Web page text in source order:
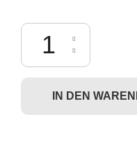
Kidrobot Dunny Series 2011
IN DEN